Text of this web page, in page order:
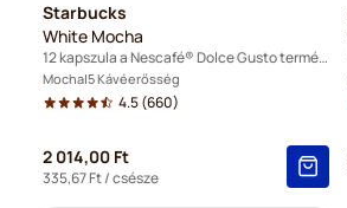
Starbucks
White Mocha
12 kapszula a Nescafé® Dolce Gusto termékhez
Mocha 5 Kávéerősség
4.5(660)
2 014,00 Ft
335,67 Ft/ csésze